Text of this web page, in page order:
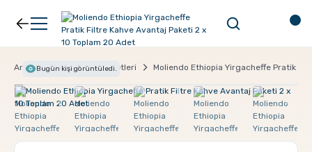
Geri Dön
Kahve
Filtre Kahve
Geri Dön
Ekipman
Filtreler
Anasayfa Avantaj Paketleri Moliendo Ethiopia Yirgacheffe Pratik
Bugün kişi görüntüledi.